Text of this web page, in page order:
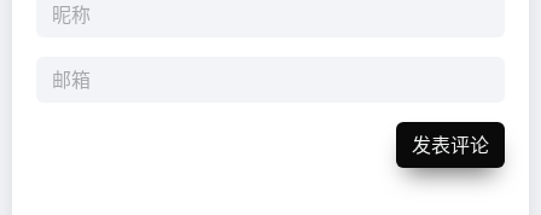
发表评论